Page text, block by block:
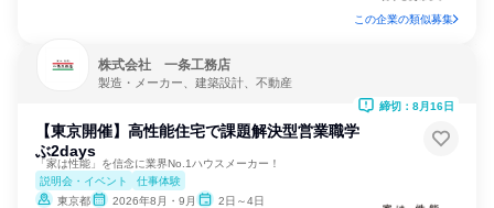
この企業の類似募集
株式会社 一条工務店
製造・メーカー、建築設計、不動産
【東京開催】高性能住宅で課題解決型営業職学
ぶ2days
「家は性能」を信念に業界No.1ハウスメーカー！
説明会・イベント
仕事体験
東京都
2026年8月・9月 2日～4日
締切：8月16日